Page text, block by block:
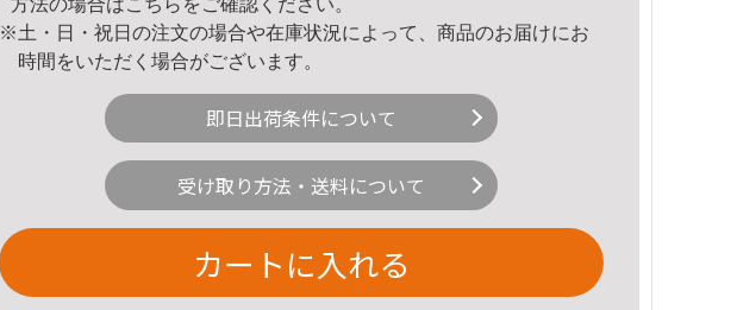
※土・日・祝日の注文の場合や在庫状況によって、商品のお届けにお
時間をいただく場合がございます。
即日出荷条件について
受け取り方法・送料について
カートに入れる